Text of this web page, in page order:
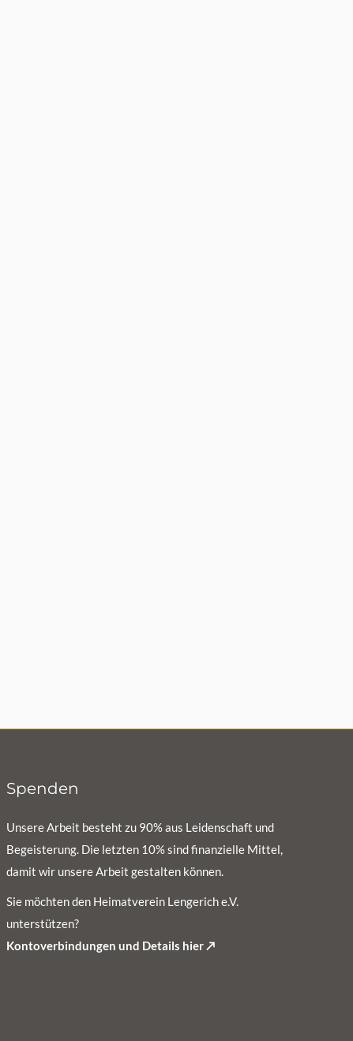
Spenden
Unsere Arbeit besteht zu 90% aus Leidenschaft und
Begeisterung. Die letzten 10% sind finanzielle Mittel,
damit wir unsere Arbeit gestalten können.
Sie möchten den Heimatverein Lengerich e.V.
unterstützen?
Kontoverbindungen und Details hier ↗